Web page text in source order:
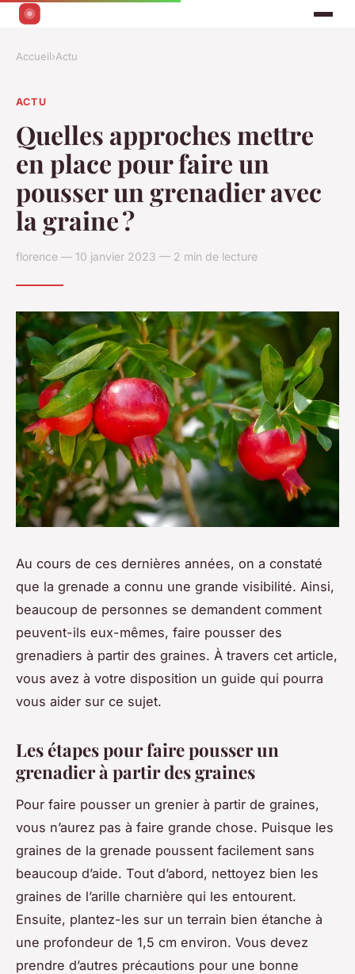
Accueil›Actu
ACTU
Quelles approches mettre
en place pour faire un
pousser un grenadier avec
la graine ?
florence — 10 janvier 2023 — 2 min de lecture
Au cours de ces dernières années, on a constaté
que la grenade a connu une grande visibilité. Ainsi,
beaucoup de personnes se demandent comment
peuvent-ils eux-mêmes, faire pousser des
grenadiers à partir des graines. À travers cet article,
vous avez à votre disposition un guide qui pourra
vous aider sur ce sujet.
Les étapes pour faire pousser un
grenadier à partir des graines
Pour faire pousser un grenier à partir de graines,
vous n’aurez pas à faire grande chose. Puisque les
graines de la grenade poussent facilement sans
beaucoup d’aide. Tout d’abord, nettoyez bien les
graines de l’arille charnière qui les entourent.
Ensuite, plantez-les sur un terrain bien étanche à
une profondeur de 1,5 cm environ. Vous devez
prendre d’autres précautions pour une bonne